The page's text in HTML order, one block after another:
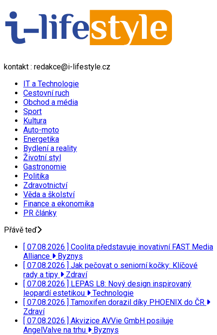
kontakt : redakce@i-lifestyle.cz
IT a Technologie
Cestovní ruch
Obchod a média
Sport
Kultura
Auto-moto
Energetika
Bydlení a reality
Životní styl
Gastronomie
Politika
Zdravotnictví
Věda a školství
Finance a ekonomika
PR články
Přávě teď
[ 07.08.2026 ] Coolita představuje inovativní FAST Media
Alliance
Byznys
[ 07.08.2026 ] Jak pečovat o seniorní kočky: Klíčové
rady a tipy
Zdraví
[ 07.08.2026 ] LEPAS L8: Nový design inspirovaný
leopardí estetikou
Technologie
[ 07.08.2026 ] Tamoxifen dorazil díky PHOENIX do ČR
Zdraví
[ 07.08.2026 ] Akvizice AVVie GmbH posiluje
AngelValve na trhu
Byznys